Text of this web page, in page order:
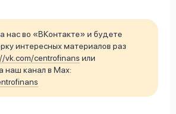
нас во «ВКонтакте» и будете
интересных материалов раз
vk.com/centrofinans или
наш канал в Max: